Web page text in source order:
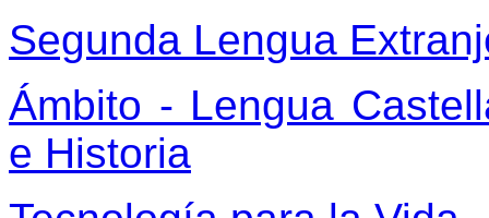
Segunda Lengua
Ámbito - Lengua
e Historia